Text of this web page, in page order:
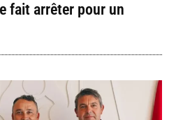
fait arrêter pour un